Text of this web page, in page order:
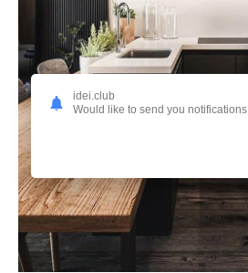
idei.club
Would like to send you notifications